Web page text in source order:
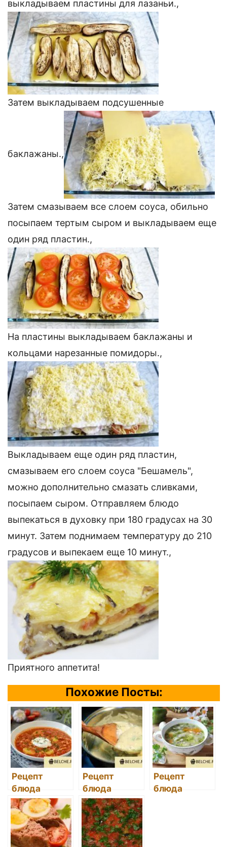
выкладываем пластины для лазаньи.,
Затем выкладываем подсушенные
баклажаны.,
Затем смазываем все слоем соуса, обильно
посыпаем тертым сыром и выкладываем еще
один ряд пластин.,
На пластины выкладываем баклажаны и
кольцами нарезанные помидоры.,
Выкладываем еще один ряд пластин,
смазываем его слоем соуса "Бешамель",
можно дополнительно смазать сливками,
посыпаем сыром. Отправляем блюдо
выпекаться в духовку при 180 градусах на 30
минут. Затем поднимаем температуру до 210
градусов и выпекаем еще 10 минут.,
Приятного аппетита!
Похожие Посты:
Рецепт
блюда
Томатный
вегетарианск
ий суп
Рецепт
блюда
Вегетарианс
кий
бешамель
Рецепт
блюда